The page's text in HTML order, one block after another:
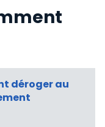
déroger au